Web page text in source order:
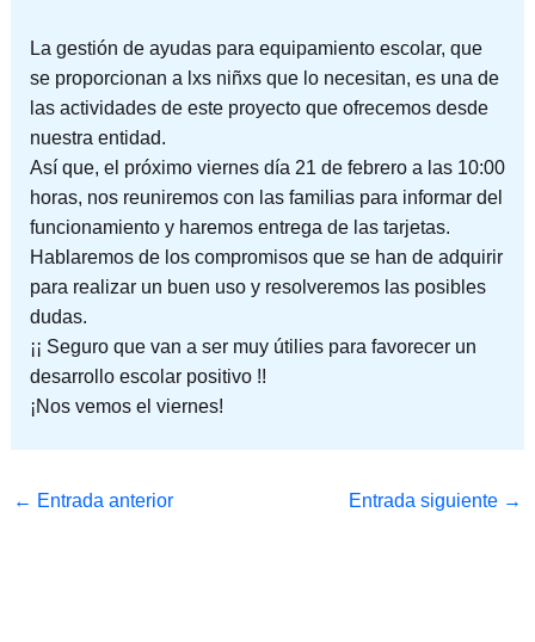
La gestión de ayudas para equipamiento escolar, que
se proporcionan a lxs niñxs que lo necesitan, es una de
las actividades de este proyecto que ofrecemos desde
nuestra entidad.
Así que, el próximo viernes día 21 de febrero a las 10:00
horas, nos reuniremos con las familias para informar del
funcionamiento y haremos entrega de las tarjetas.
Hablaremos de los compromisos que se han de adquirir
para realizar un buen uso y resolveremos las posibles
dudas.
¡¡ Seguro que van a ser muy útilies para favorecer un
desarrollo escolar positivo !!
¡Nos vemos el viernes!
← Entrada anterior Entrada siguiente →